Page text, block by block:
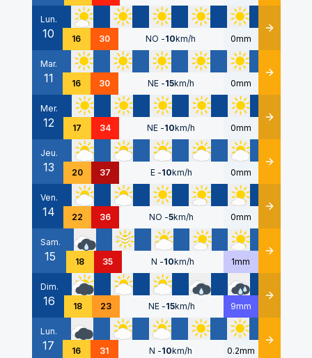
Lun.
10 16 30 NO -10km/h 0mm Détails
Mar.
11 16 30 NE -15km/h 0mm Détails
Mer.
12 17 34 NE -10km/h 0mm Détails
Jeu.
13 20 37 E -10km/h 0mm Détails
Ven.
14 22 36 NO -5km/h 0mm Détails
Sam.
15 18 35 N -10km/h 1mm Détails
Dim.
16 18 23 NE -15km/h 9mm Détails
Lun.
17 16 31 N -10km/h 0.2mm Détails